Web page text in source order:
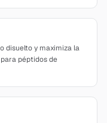
disuelto y maximiza la
péptidos de